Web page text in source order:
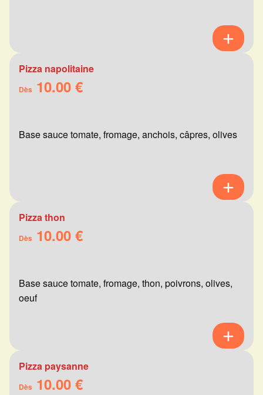
Pizza napolitaine
Dès 10.00 €
Base sauce tomate, fromage, anchois, câpres, olives
Pizza thon
Dès 10.00 €
Base sauce tomate, fromage, thon, poivrons, olives,
oeuf
Pizza paysanne
Dès 10.00 €